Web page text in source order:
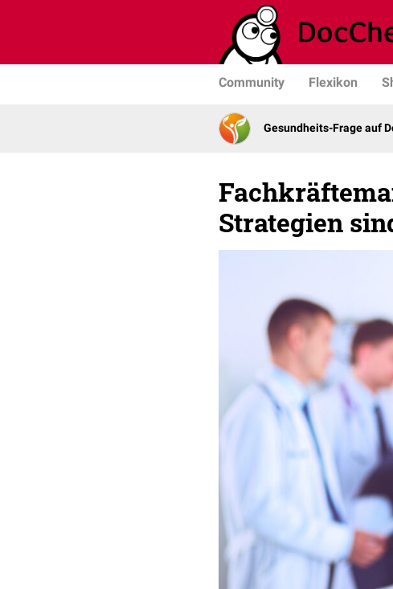
Community Flexikon
Gesundheits-Frage auf
Strategien